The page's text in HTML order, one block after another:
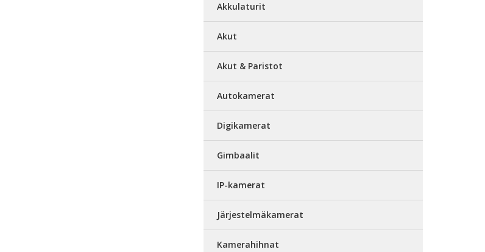
Akkulaturit
Akut
Akut & Paristot
Autokamerat
Digikamerat
Gimbaalit
IP-kamerat
Järjestelmäkamerat
Kamerahihnat